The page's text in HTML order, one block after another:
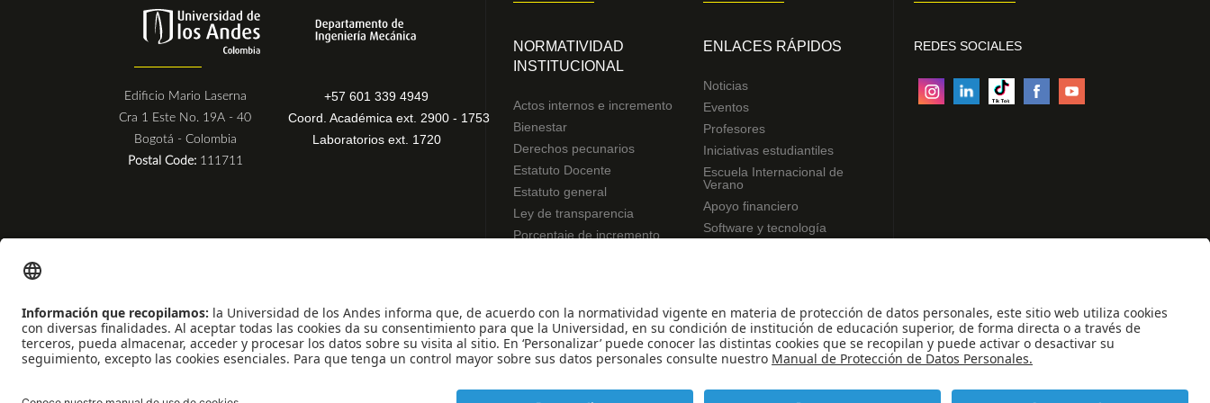
Edificio Mario Laserna
Cra 1 Este No. 19A - 40
Bogotá - Colombia
Postal Code: 111711
+57 601 339 4949
Coord. Académica ext. 2900 - 1753
Laboratorios ext. 1720
NORMATIVIDAD
INSTITUCIONAL
Actos internos e incremento
Bienestar
Derechos pecunarios
Estatuto Docente
Estatuto general
Ley de transparencia
Porcentaje de incremento
ENLACES RÁPIDOS
Noticias
Eventos
Profesores
Iniciativas estudiantiles
Escuela Internacional de
Verano
Apoyo financiero
Software y tecnología
REDES SOCIALES